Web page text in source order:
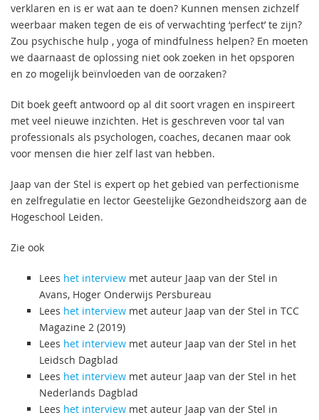
verklaren en is er wat aan te doen? Kunnen mensen zichzelf
weerbaar maken tegen de eis of verwachting ‘perfect’ te zijn?
Zou psychische hulp , yoga of mindfulness helpen? En moeten
we daarnaast de oplossing niet ook zoeken in het opsporen
en zo mogelijk beïnvloeden van de oorzaken?
Dit boek geeft antwoord op al dit soort vragen en inspireert
met veel nieuwe inzichten. Het is geschreven voor tal van
professionals als psychologen, coaches, decanen maar ook
voor mensen die hier zelf last van hebben.
Jaap van der Stel is expert op het gebied van perfectionisme
en zelfregulatie en lector Geestelijke Gezondheidszorg aan de
Hogeschool Leiden.
Zie ook
Lees het interview met auteur Jaap van der Stel in
Avans, Hoger Onderwijs Persbureau
Lees het interview met auteur Jaap van der Stel in TCC
Magazine 2 (2019)
Lees het interview met auteur Jaap van der Stel in het
Leidsch Dagblad
Lees het interview met auteur Jaap van der Stel in het
Nederlands Dagblad
Lees het interview met auteur Jaap van der Stel in